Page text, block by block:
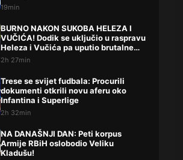
19min
BURNO NAKON SUKOBA HELEZA I
VUČIĆA! Dodik se uključio u raspravu
Heleza i Vučića pa uputio brutalne
uvrede
2h 27min
Trese se svijet fudbala: Procurili
dokumenti otkrili novu aferu oko
Infantina i Superlige
2h 32min
NA DANAŠNJI DAN: Peti korpus
Armije RBiH oslobodio Veliku
Kladušu!